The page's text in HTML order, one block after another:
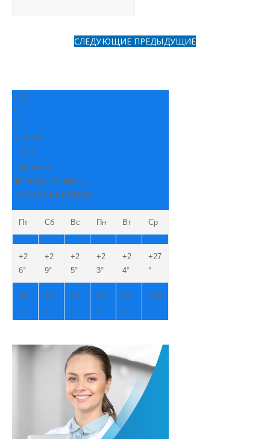
СЛЕДУЮЩИЕ ПРЕДЫДУЩИЕ
+23
°
C
H: +23°
L: +16°
Иланский
Четверг, 23 Июль
Прогноз на неделю
Пт Сб Вс Пн Вт Ср
+2
6°
+2
9°
+2
5°
+2
3°
+2
4°
+27
°
+1
5°
+1
6°
+1
7°
+1
7°
+1
6°
+15
°